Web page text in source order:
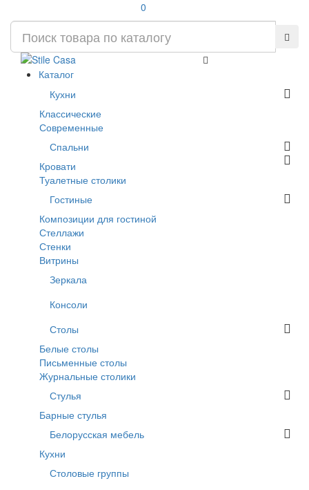
0
Каталог
Кухни
Классические
Современные
Спальни
Кровати
Туалетные столики
Гостиные
Композиции для гостиной
Стеллажи
Стенки
Витрины
Зеркала
Консоли
Столы
Белые столы
Письменные столы
Журнальные столики
Стулья
Барные стулья
Белорусская мебель
Кухни
Столовые группы